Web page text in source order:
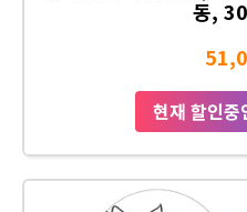
동,
현재 할인중